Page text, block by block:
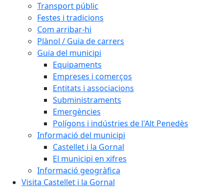
Transport públic
Festes i tradicions
Com arribar-hi
Plànol / Guia de carrers
Guia del municipi
Equipaments
Empreses i comerços
Entitats i associacions
Subministraments
Emergències
Polígons i indústries de l'Alt Penedès
Informació del municipi
Castellet i la Gornal
El municipi en xifres
Informació geogràfica
Visita Castellet i la Gornal